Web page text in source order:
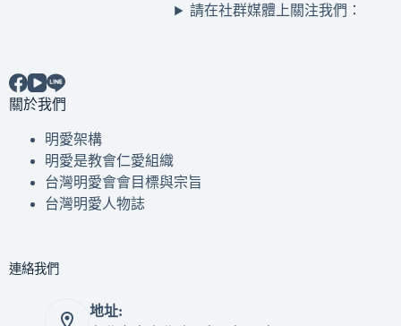
請在社群媒體上關注我們：
關於我們
明愛架構
明愛是教會仁愛組織
台灣明愛會會目標與宗旨
台灣明愛人物誌
連絡我們
地址: